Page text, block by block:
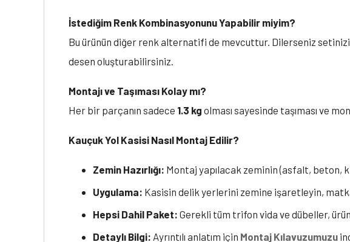
İstediğim Renk Kombinasyonunu Yapabilir miyim?
Bu ürünün diğer renk alternatifi de mevcuttur. Dilerseniz
desen oluşturabilirsiniz.
Montajı ve Taşıması Kolay mı?
Her bir parçanın sadece 1.3 kg olması sayesinde taşıması ve
Kauçuk Yol Kasisi Nasıl Montaj Edilir?
Zemin Hazırlığı: Montaj yapılacak zeminin (asfalt, beton,
Uygulama: Kasisin delik yerlerini zemine işaretleyin,
Hepsi Dahil Paket: Gerekli tüm trifon vida ve dübeller,
Detaylı Bilgi: Ayrıntılı anlatım için Montaj Kılavuzumuzu